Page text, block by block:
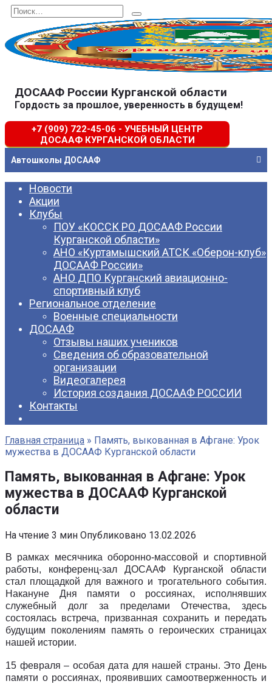
Перейти
содержанию
Search
for:
ДОСААФ России Курганской области
Гордость за прошлое, уверенность в будущем!
+7 (909) 722-45-06 - УЧЕБНЫЙ ЦЕНТР
ДОСААФ КУРГАНСКОЙ ОБЛАСТИ
Автошколы ДОСААФ
Новости
Акции
Клубы
ПОУ «КОССК РО ДОСААФ России
Курганской области»
АНО «Куртамышский АТСК «Оберон-клуб»
ДОСААФ России»
АНО ДПО Курганский авиационно-
спортивный клуб
Региональное отделение
Военные специальности
ДОСААФ
Отзывы наших учеников
Сведения об образовательной
организации
Видеогалерея
История создания ДОСААФ РОССИИ
Контакты
Главная страница » Память, выкованная в Афгане: Урок
мужества в ДОСААФ Курганской области
Память, выкованная в Афгане: Урок
мужества в ДОСААФ Курганской
области
На чтение 3 мин Опубликовано 13.02.2026
В рамках месячника оборонно-массовой и спортивной
работы, конференц-зал ДОСААФ Курганской области
стал площадкой для важного и трогательного события.
Накануне Дня памяти о россиянах, исполнявших
служебный долг за пределами Отечества, здесь
состоялась встреча, призванная сохранить и передать
будущим поколениям память о героических страницах
нашей истории.
15 февраля – особая дата для нашей страны. Это День
памяти о россиянах, проявивших самоотверженность и